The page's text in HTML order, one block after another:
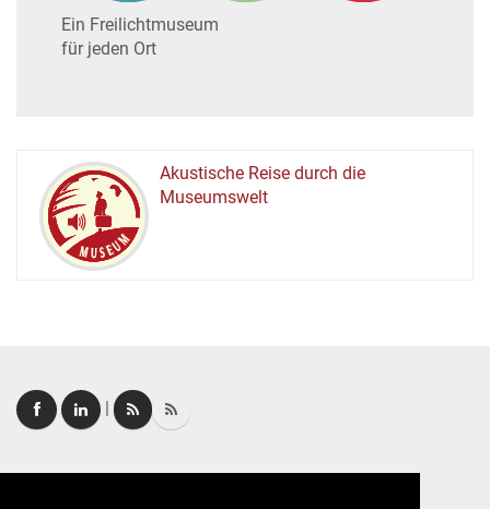
Ein Freilichtmuseum
für jeden Ort
MUSEUM
Akustische Reise durch die
Museumswelt